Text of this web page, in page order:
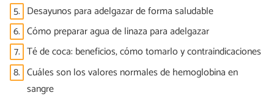
5. Desayunos para adelgazar de forma saludable
6. Cómo preparar agua de linaza para adelgazar
7. Té de coca: beneficios, cómo tomarlo y contraindicaciones
8. Cuáles son los valores normales de hemoglobina en
sangre